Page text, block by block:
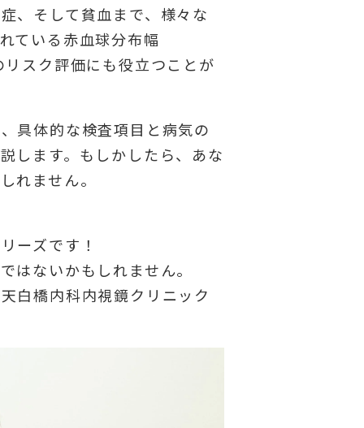
、そして貧血まで、様々な
ている赤血球分布幅
スク評価にも役立つことが
具体的な検査項目と病気の
します。もしかしたら、あな
れません。
ーズです！
はないかもしれません。
白橋内科内視鏡クリニック